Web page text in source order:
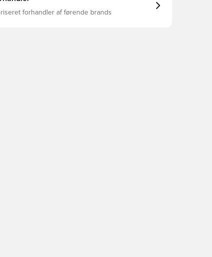
forhandler af førende brands